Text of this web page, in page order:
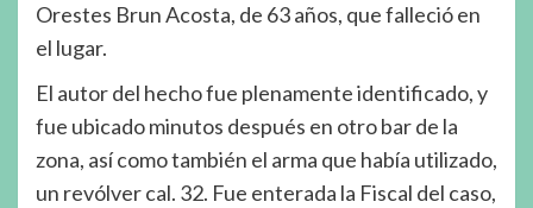
Orestes Brun Acosta, de 63 años, que falleció en
el lugar.
El autor del hecho fue plenamente identificado, y
fue ubicado minutos después en otro bar de la
zona, así como también el arma que había utilizado,
un revólver cal. 32. Fue enterada la Fiscal del caso,